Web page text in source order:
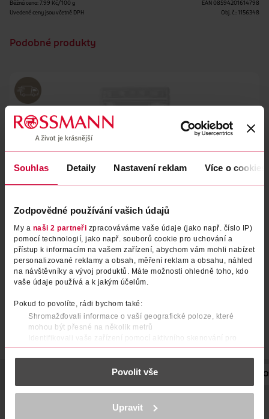
Souhlas Detaily Nastavení reklam Více o cookies
Zodpovědné používání vašich údajů
My a naši 2 partneři zpracováváme vaše údaje (jako např. číslo IP)
pomocí technologií, jako např. souborů cookie pro uchování a
přístup k informacím na vašem zařízení, abychom vám mohli nabízet
personalizované reklamy a obsah, měření reklam a obsahu, náhled
na návštěvníky a vývoj produktů. Máte možnosti ohledně toho, kdo
vaše údaje používá a k jakým účelům.
Pokud to povolíte, rádi bychom také:
Shromažďovali informace o vaší geografické poloze, které
mohou být přesné na několik metrů
Identifikovali vaše zařízení pomocí aktivního skenování pro
konkrétní charakteristiky (otisk prstu)
Zjistěte více o tom, jak zpracováváme vaše osobní údaje, a nastavte
části s podrobnostmi . Svůj souhlas můžete kdykoliv
K provozu stránek, personalizaci obsahu a reklam, funkcí sociálních
médií, analýze návštěvnosti, které mohou nést osobní údaje.
Povolit vše
Upravit
Běžná cena: 7.99 Kč/100 g
Uvedené ceny jsou včetně DPH
EAN 08594201614798
Obj. č.: 1156348
Podobné produkty
Jedlá soda
Nanolab 3 kg
139 Kč
DO KOŠÍKU
SKLADOVÁNÍ
Jedlá soda - nepostradatelný pomocník v domácnosti.